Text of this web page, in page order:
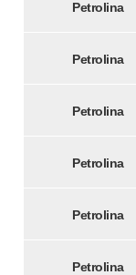
Petrolina
Petrolina
Petrolina
Petrolina
Petrolina
Petrolina